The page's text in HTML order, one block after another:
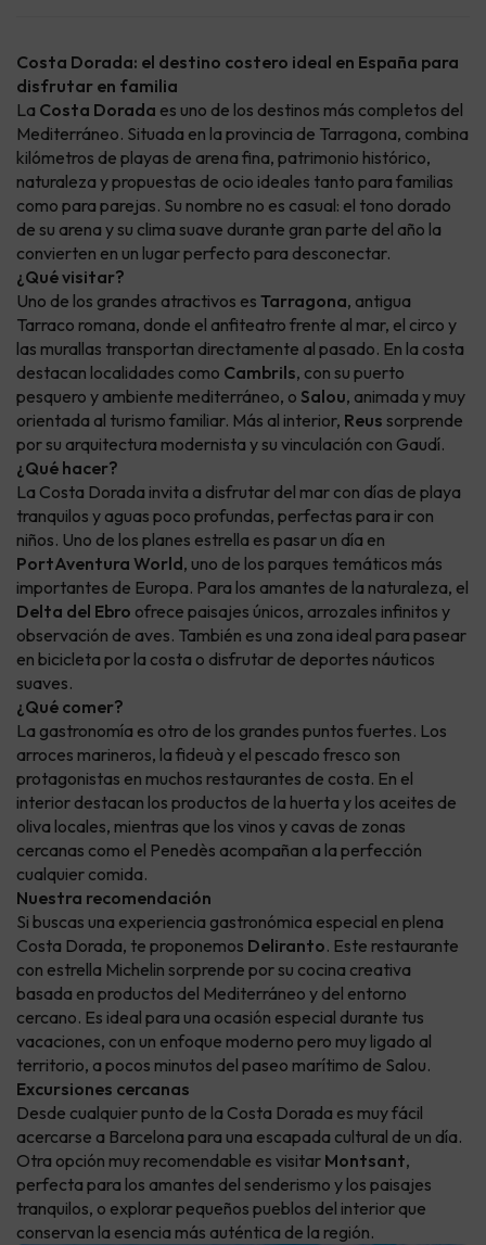
Costa Dorada: el destino costero ideal en España para
disfrutar en familia
La Costa Dorada es uno de los destinos más completos del
Mediterráneo. Situada en la provincia de Tarragona, combina
kilómetros de playas de arena fina, patrimonio histórico,
naturaleza y propuestas de ocio ideales tanto para familias
como para parejas. Su nombre no es casual: el tono dorado
de su arena y su clima suave durante gran parte del año la
convierten en un lugar perfecto para desconectar.
¿Qué visitar?
Uno de los grandes atractivos es Tarragona, antigua
Tarraco romana, donde el anfiteatro frente al mar, el circo y
las murallas transportan directamente al pasado. En la costa
destacan localidades como Cambrils, con su puerto
pesquero y ambiente mediterráneo, o Salou, animada y muy
orientada al turismo familiar. Más al interior, Reus sorprende
por su arquitectura modernista y su vinculación con Gaudí.
¿Qué hacer?
La Costa Dorada invita a disfrutar del mar con días de playa
tranquilos y aguas poco profundas, perfectas para ir con
niños. Uno de los planes estrella es pasar un día en
PortAventura World, uno de los parques temáticos más
importantes de Europa. Para los amantes de la naturaleza, el
Delta del Ebro ofrece paisajes únicos, arrozales infinitos y
observación de aves. También es una zona ideal para pasear
en bicicleta por la costa o disfrutar de deportes náuticos
suaves.
¿Qué comer?
La gastronomía es otro de los grandes puntos fuertes. Los
arroces marineros, la fideuà y el pescado fresco son
protagonistas en muchos restaurantes de costa. En el
interior destacan los productos de la huerta y los aceites de
oliva locales, mientras que los vinos y cavas de zonas
cercanas como el Penedès acompañan a la perfección
cualquier comida.
Nuestra recomendación
Si buscas una experiencia gastronómica especial en plena
Costa Dorada, te proponemos Deliranto. Este restaurante
con estrella Michelin sorprende por su cocina creativa
basada en productos del Mediterráneo y del entorno
cercano. Es ideal para una ocasión especial durante tus
vacaciones, con un enfoque moderno pero muy ligado al
territorio, a pocos minutos del paseo marítimo de Salou.
Excursiones cercanas
Desde cualquier punto de la Costa Dorada es muy fácil
acercarse a Barcelona para una escapada cultural de un día.
Otra opción muy recomendable es visitar Montsant,
perfecta para los amantes del senderismo y los paisajes
tranquilos, o explorar pequeños pueblos del interior que
conservan la esencia más auténtica de la región.